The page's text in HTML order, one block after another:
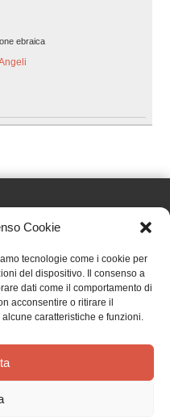
Cookie
tecnologie come i cookie per
del dispositivo. Il consenso a
dati come il comportamento di
acconsentire o ritirare il
caratteristiche e funzioni.
ebraica
SAS
(TO)
(+39) 0121 353839
E CONDIZIONI